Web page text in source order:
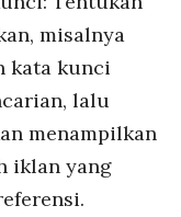
misalnya
kata kunci
lalu
menampilkan
iklan yang